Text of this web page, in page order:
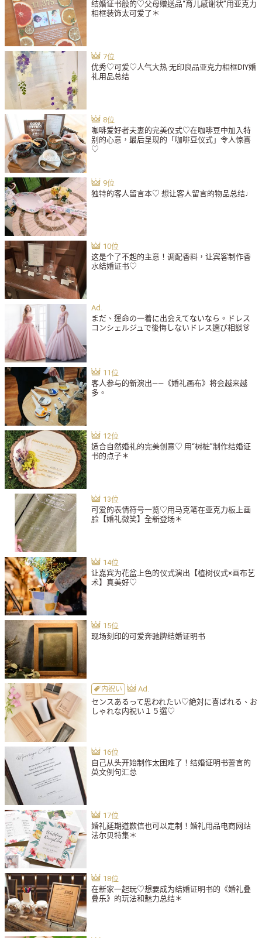
结婚证书般的♡父母赠送品“育儿感谢状”用亚克力
相框装饰太可爱了＊
优秀♡可爱♡人气大热·无印良品亚克力相框DIY婚
礼用品总结
咖啡爱好者夫妻的完美仪式♡在咖啡豆中加入特
别的心意，最后呈现的「咖啡豆仪式」令人惊喜
♡
独特的客人留言本♡ 想让客人留言的物品总结♩
这是个了不起的主意！调配香料，让宾客制作香
水结婚证书♡
まだ、運命の一着に出会えてないなら。ドレス
コンシェルジュで後悔しないドレス選び相談👗
客人参与的新演出——《婚礼画布》将会越来越
多。
适合自然婚礼的完美创意♡ 用“树桩”制作结婚证
书的点子＊
可爱的表情符号一览♡用马克笔在亚克力板上画
脸【婚礼微笑】全新登场＊
让嘉宾为花盆上色的仪式演出【植树仪式×画布艺
术】真美好♡
现场刻印的可爱奔驰牌结婚证明书
内祝い
センスあるって思われたい♡絶対に喜ばれる、お
しゃれな内祝い１５選♡
自己从头开始制作太困难了！结婚证明书誓言的
英文例句汇总
婚礼延期道歉信也可以定制！婚礼用品电商网站
法尔贝特集＊
在新家一起玩♡想要成为结婚证明书的《婚礼叠
叠乐》的玩法和魅力总结＊